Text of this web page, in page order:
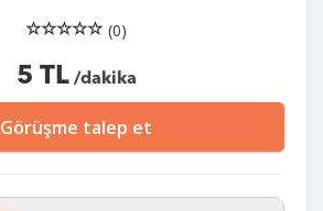
(0)
5 TL/dakika
Görüşme talep et